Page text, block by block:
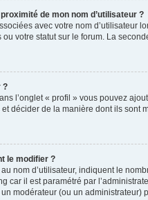
de mon nom d’utilisateur ?
avec votre nom d’utilisateur
votre statut sur le forum. La
?
l’onglet « profil » vous pouvez
décider de la manière dont ils sont
le modifier ?
nom d’utilisateur, indiquent le
car il est paramétré par
modérateur (ou un administrateur)